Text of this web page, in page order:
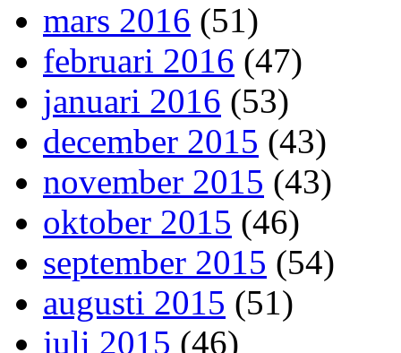
mars 2016 (51)
februari 2016 (47)
januari 2016 (53)
december 2015 (43)
november 2015 (43)
oktober 2015 (46)
september 2015 (54)
augusti 2015 (51)
juli 2015 (46)